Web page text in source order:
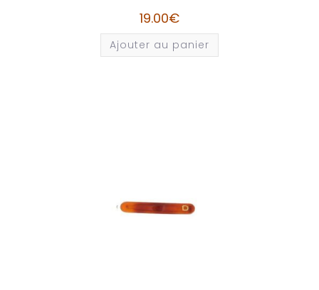
19.00€
Ajouter au panier